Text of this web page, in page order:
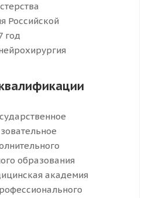
Российской
год
образования
академия